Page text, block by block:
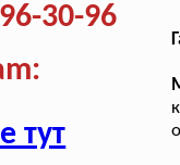
30-96
тут